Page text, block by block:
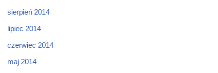
sierpień 2014
lipiec 2014
czerwiec 2014
maj 2014